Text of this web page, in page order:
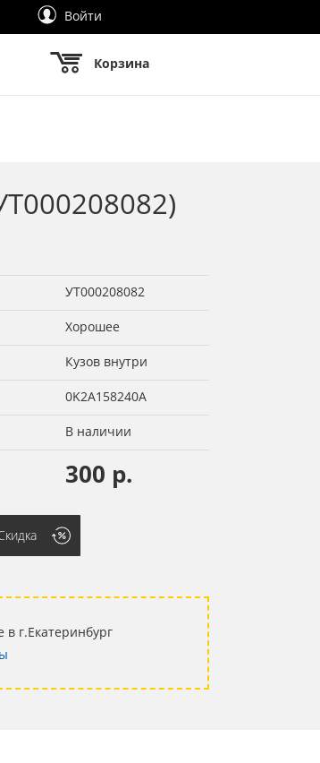
Войти
Корзина
УТ000208082
Хорошее
Кузов внутри
0K2A158240A
В наличии
300 р.
в г.Екатеринбург